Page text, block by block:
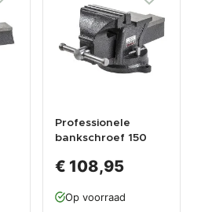
Professionele
bankschroef 150
uitvoering met
€ 108,95
Op voorraad